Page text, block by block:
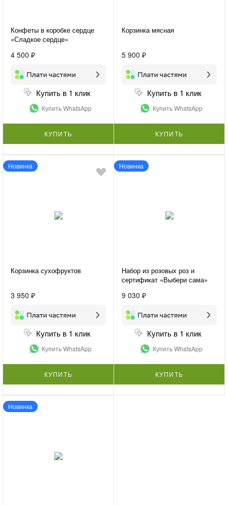
Конфеты в коробке сердце
«Сладкое сердце»
4 500 ₽
Купить в 1 клик
Купить WhatsApp
КУПИТЬ
Корзинка мясная
5 900 ₽
Купить в 1 клик
Купить WhatsApp
КУПИТЬ
Новинка
Корзинка сухофруктов
3 950 ₽
Купить в 1 клик
Купить WhatsApp
КУПИТЬ
Новинка
Набор из розовых роз и
сертификат «Выбери сама»
9 030 ₽
Купить в 1 клик
Купить WhatsApp
КУПИТЬ
Новинка